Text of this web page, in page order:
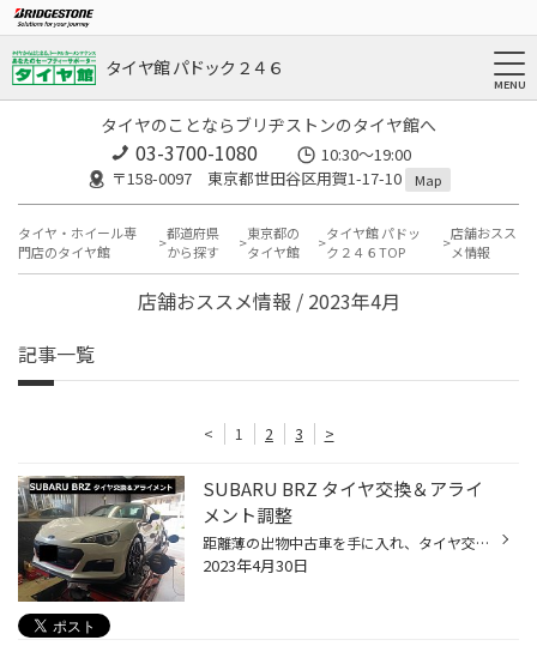
タイヤ館 パドック２４６
タイヤのことならブリヂストンのタイヤ館へ
03-3700-1080
10:30～19:00
〒158-0097 東京都世田谷区用賀1-17-10
Map
タイヤ・ホイール専
門店のタイヤ館
都道府県
から探す
東京都の
タイヤ館
タイヤ館 パドッ
ク２４６TOP
店舗おスス
メ情報
店舗おススメ情報 / 2023年4月
記事一覧
< 1 2 3 >
SUBARU BRZ タイヤ交換＆アライ
メント調整
距離薄の出物中古車を手に入れ、タイヤ交換とアライメント調整です。 純正タイヤがひび割れで非常にまずい状態でしたので POTENZA S007A 225/40R18に交換です。 そしてタイヤの性能をしっかりと発揮させるためのアライメント調整を 施行いたしました。
2023年4月30日